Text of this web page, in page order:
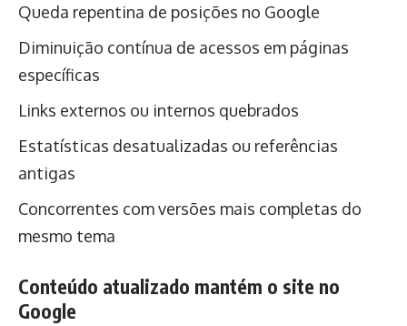
Queda repentina de posições no Google
Diminuição contínua de acessos em páginas
específicas
Links externos ou internos quebrados
Estatísticas desatualizadas ou referências
antigas
Concorrentes com versões mais completas do
mesmo tema
Conteúdo atualizado mantém o site no
Google